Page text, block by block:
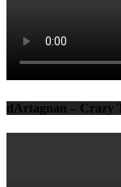
dArtagnan – Crazy